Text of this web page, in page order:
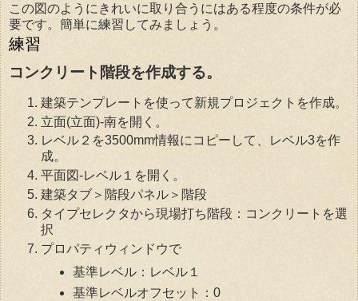
この図のようにきれいに取り合うにはある程度の条件が必
要です。簡単に練習してみましょう。
練習
コンクリート階段を作成する。
建築テンプレートを使って新規プロジェクトを作成。
立面(立面)-南を開く。
レベル２を3500mm情報にコピーして、レベル3を作
成。
平面図-レベル１を開く。
建築タブ＞階段パネル＞階段
タイプセレクタから現場打ち階段：コンクリートを選
択
プロパティウィンドウで
基準レベル：レベル１
基準レベルオフセット：0